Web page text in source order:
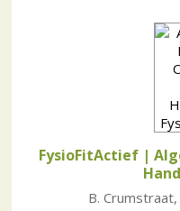
FysioFitActief |
Hand
B.